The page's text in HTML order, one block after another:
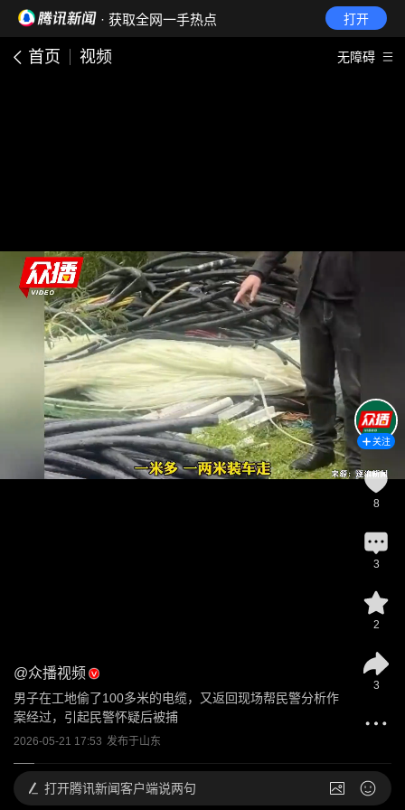
· 获取全网一手热点 打开
首页 视频 无障碍
@众播视频
男子在工地偷了100多米的电缆，又返回现场帮民警分析作
案经过，引起民警怀疑后被捕
2026-05-21 17:53 发布于山东
关注
8
3
2
3
打开腾讯新闻客户端说两句